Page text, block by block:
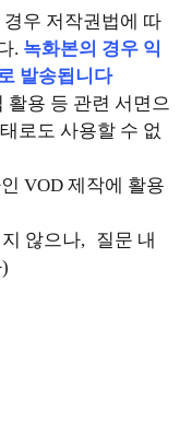
우 저작권법에 따
. 녹화본의 경우 익
발송됩니다
용 등 관련 서면으
로도 사용할 수 없
VOD 제작에 활용
않으나, 질문 내